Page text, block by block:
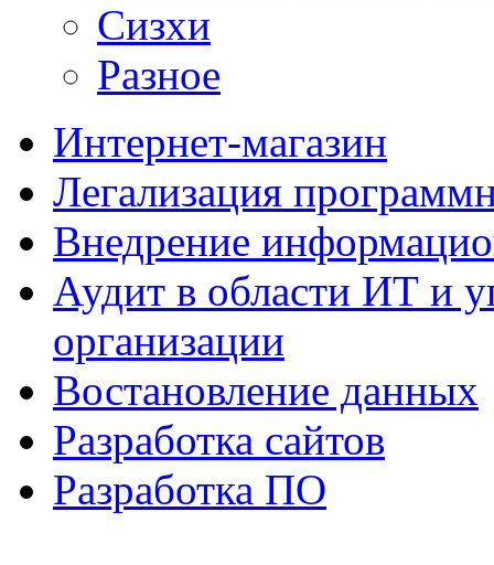
Сизхи
Разное
Интернет-магазин
Легализация
Внедрение
Аудит в области ИТ и
организации
Востановление данных
Разработка сайтов
Разработка ПО